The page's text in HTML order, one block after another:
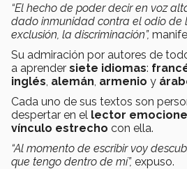
“El hecho de poder decir en voz
dado inmunidad contra el odio de
exclusión, la discriminación”,
Su admiración por autores de
a aprender siete idiomas:
inglés, alemán, armenio y
Cada uno de sus textos son
despertar en el lector
vínculo estrecho con ella.
“Al momento de escribir voy
que tengo dentro de mí”, expuso.